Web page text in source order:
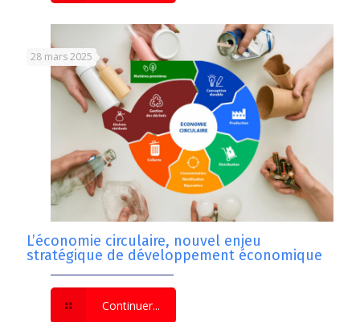
28 mars 2025
L’économie circulaire, nouvel enjeu
stratégique de développement économique
Continuer...